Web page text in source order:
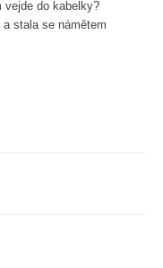
do kabelky?
stala se námětem